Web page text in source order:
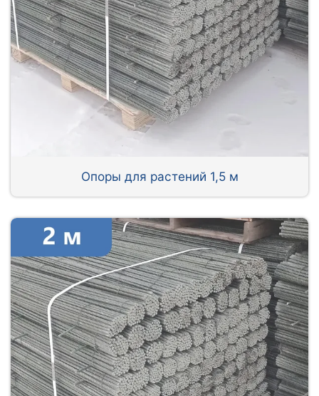
Опоры для растений 1,5 м